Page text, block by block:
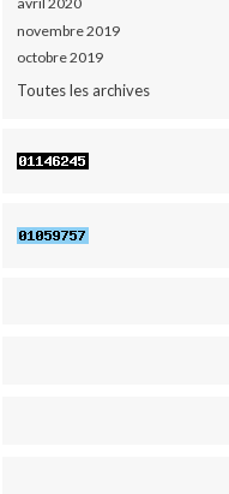
novembre 2019
octobre 2019
Toutes les archives